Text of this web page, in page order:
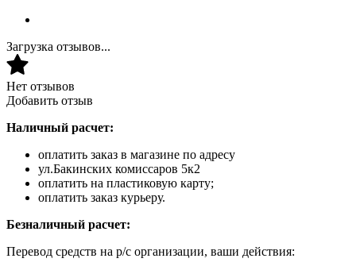
Загрузка отзывов...
Нет отзывов
Добавить отзыв
Наличный расчет:
оплатить заказ в магазине по адресу
ул.Бакинских комиссаров 5к2
оплатить на пластиковую карту;
оплатить заказ курьеру.
Безналичный расчет:
Перевод средств на р/с организации, ваши действия: